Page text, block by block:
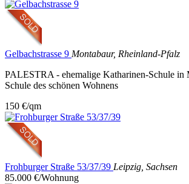
Gelbachstrasse 9 Montabaur, Rheinland-Pfalz
PALESTRA - ehemalige Katharinen-Schule in
Schule des schönen Wohnens
150 €/qm
Frohburger Straße 53/37/39 Leipzig, Sachsen
85.000 €/Wohnung